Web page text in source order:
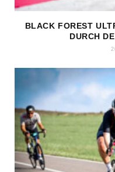
BLACK FOREST
DURCH